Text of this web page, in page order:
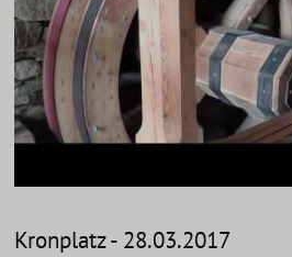
Kronplatz - 28.03.2017